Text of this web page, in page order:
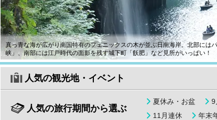
真っ青な海が広がり南国特有のフェニックスの木が並ぶ日南海岸。北部には
峡」、南部には江戸時代の面影を残す城下町「飫肥」など見所がいっぱい！
人気の観光地・イベント
人気の旅行期間から選ぶ
夏休み・お盆
9
11月連休
年末